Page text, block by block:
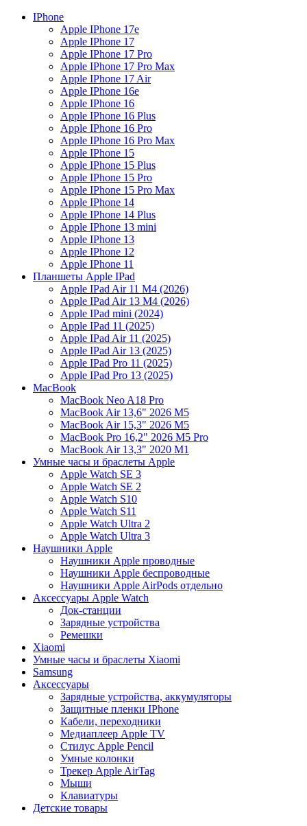
IPhone
Apple IPhone 17e
Apple IPhone 17
Apple IPhone 17 Pro
Apple IPhone 17 Pro Max
Apple IPhone 17 Air
Apple IPhone 16e
Apple IPhone 16
Apple IPhone 16 Plus
Apple IPhone 16 Pro
Apple IPhone 16 Pro Max
Apple IPhone 15
Apple IPhone 15 Plus
Apple IPhone 15 Pro
Apple IPhone 15 Pro Max
Apple IPhone 14
Apple IPhone 14 Plus
Apple IPhone 13 mini
Apple IPhone 13
Apple IPhone 12
Apple IPhone 11
Планшеты Apple IPad
Apple IPad Air 11 М4 (2026)
Apple IPad Air 13 М4 (2026)
Apple IPad mini (2024)
Apple IPad 11 (2025)
Apple IPad Air 11 (2025)
Apple IPad Air 13 (2025)
Apple IPad Pro 11 (2025)
Apple IPad Pro 13 (2025)
MacBook
MacBook Neo A18 Pro
MacBook Air 13,6" 2026 M5
MacBook Air 15,3" 2026 M5
MacBook Pro 16,2" 2026 M5 Pro
MacBook Air 13,3" 2020 M1
Умные часы и браслеты Apple
Apple Watch SE 3
Apple Watch SE 2
Apple Watch S10
Apple Watch S11
Apple Watch Ultra 2
Apple Watch Ultra 3
Наушники Apple
Наушники Apple проводные
Наушники Apple беспроводные
Наушники Apple AirPods отдельно
Аксессуары Apple Watch
Док-станции
Зарядные устройства
Ремешки
Xiaomi
Умные часы и браслеты Xiaomi
Samsung
Аксессуары
Зарядные устройства, аккумуляторы
Защитные пленки IPhone
Кабели, переходники
Медиаплеер Apple TV
Стилус Apple Pencil
Умные колонки
Трекер Apple AirTag
Мыши
Клавиатуры
Детские товары